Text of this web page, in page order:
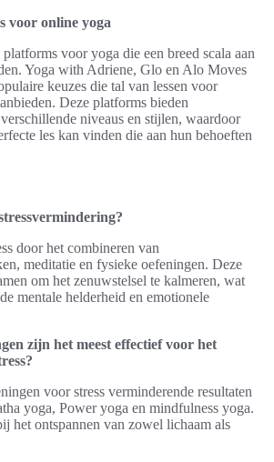
voor online yoga
voor yoga die een breed scala aan
Yoga with Adriene, Glo en Alo Moves
keuzes die tal van lessen voor
Deze platforms bieden
niveaus en stijlen, waardoor
les kan vinden die aan hun behoeften
door het combineren van
meditatie en fysieke oefeningen. Deze
om het zenuwstelsel te kalmeren, wat
mentale helderheid en emotionele
zijn het meest effectief voor het
voor stress verminderende resultaten
yoga, Power yoga en mindfulness yoga.
het ontspannen van zowel lichaam als